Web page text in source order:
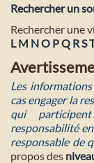
Rechercher un
Rechercher une
L M NO PQ RS
Les
cas engager la
qui
responsabilité
responsable de
propos des